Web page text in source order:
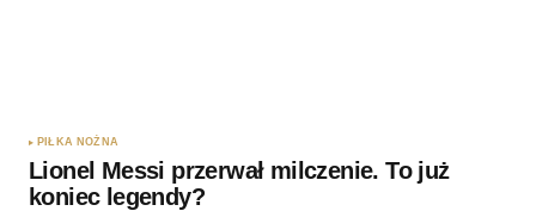
PIŁKA NOŻNA
Lionel Messi przerwał milczenie. To już
koniec legendy?